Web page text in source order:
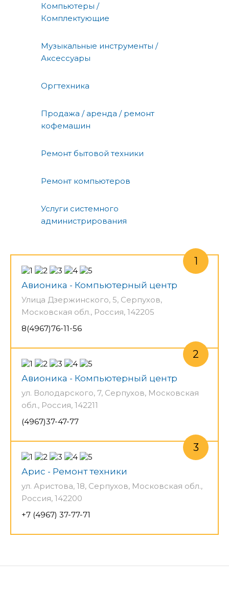
Компьютеры /
Комплектующие
Музыкальные инструменты /
Аксессуары
Оргтехника
Продажа / аренда / ремонт
кофемашин
Ремонт бытовой техники
Ремонт компьютеров
Услуги системного
администрирования
Авионика - Компьютерный центр
Улица Дзержинского, 5, Серпухов,
Московская обл., Россия, 142205
8(4967)76-11-56
Авионика - Компьютерный центр
ул. Володарского, 7, Серпухов, Московская
обл., Россия, 142211
(4967)37-47-77
Арис - Ремонт техники
ул. Аристова, 18, Серпухов, Московская обл.,
Россия, 142200
+7 (4967) 37-77-71